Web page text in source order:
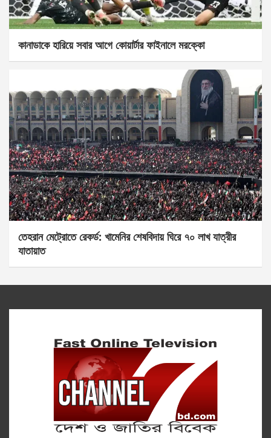
কানাডাকে হারিয়ে সবার আগে কোয়ার্টার ফাইনালে মরক্কো
তেহরান মেট্রোতে রেকর্ড: খামেনির শেষবিদায় ঘিরে ৭০ লাখ যাত্রীর
যাতায়াত